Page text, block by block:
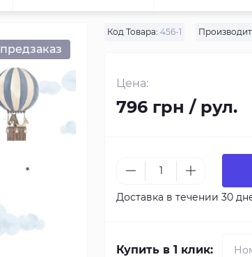
предзаказ
Код Товара: 456-1
Цена:
796 грн / рул.
Доставка в течении 30
Купить в 1 клик: